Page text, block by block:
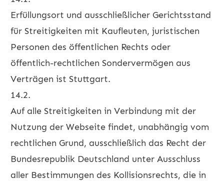
Erfüllungsort und ausschließlicher Gerichtsstand
für Streitigkeiten mit Kaufleuten, juristischen
Personen des öffentlichen Rechts oder
öffentlich-rechtlichen Sondervermögen aus
Verträgen ist Stuttgart.
14.2.
Auf alle Streitigkeiten in Verbindung mit der
Nutzung der Webseite findet, unabhängig vom
rechtlichen Grund, ausschließlich das Recht der
Bundesrepublik Deutschland unter Ausschluss
aller Bestimmungen des Kollisionsrechts, die in